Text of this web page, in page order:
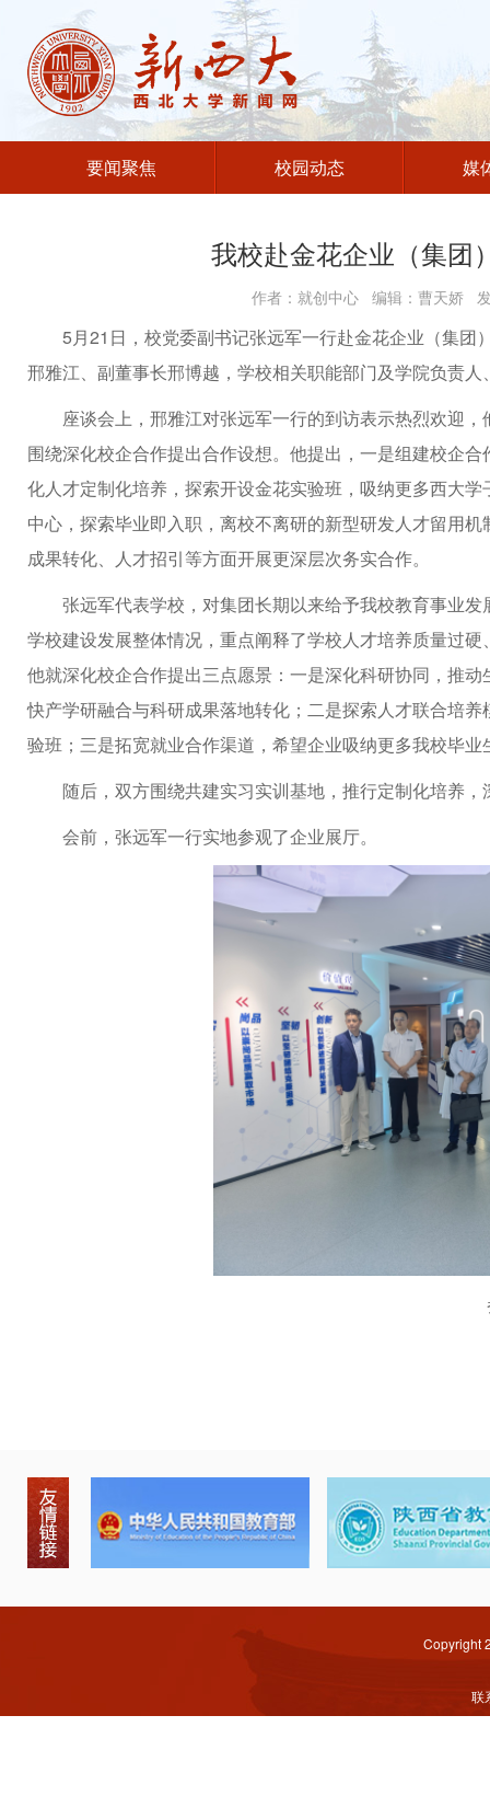
要闻聚焦 校园动态 媒
我校赴金花企业（集团
作者：就创中心 编辑：曹天娇
5月21日，校党委副书记张远军一行赴金花企业（集
邢雅江、副董事长邢博越，学校相关职能部门及学院负责
座谈会上，邢雅江对张远军一行的到访表示热烈欢迎
围绕深化校企合作提出合作设想。他提出，一是组建校企
化人才定制化培养，探索开设金花实验班，吸纳更多西大
中心，探索毕业即入职，离校不离研的新型研发人才留用
成果转化、人才招引等方面开展更深层次务实合作。
张远军代表学校，对集团长期以来给予我校教育事业
学校建设发展整体情况，重点阐释了学校人才培养质量过
他就深化校企合作提出三点愿景：一是深化科研协同，推
快产学研融合与科研成果落地转化；二是探索人才联合培
验班；三是拓宽就业合作渠道，希望企业吸纳更多我校毕
随后，双方围绕共建实习实训基地，推行定制化培养
会前，张远军一行实地参观了企业展厅。
Copyright
联